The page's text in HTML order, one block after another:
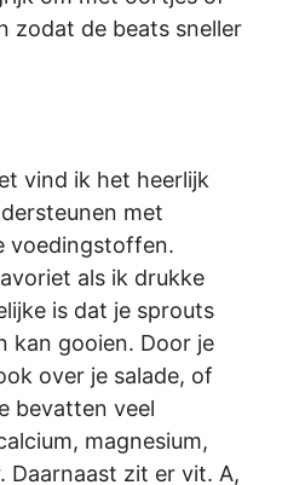
zodat de beats sneller
vind ik het heerlijk
met
voedingstoffen.
als ik drukke
is dat je sprouts
kan gooien. Door je
over je salade, of
bevatten veel
magnesium,
Daarnaast zit er vit. A,